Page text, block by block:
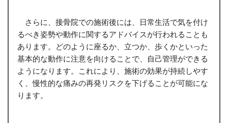
さらに、接骨院での施術後には、日常生活で気を付け
るべき姿勢や動作に関するアドバイスが行われることも
あります。どのように座るか、立つか、歩くかといった
基本的な動作に注意を向けることで、自己管理ができる
ようになります。これにより、施術の効果が持続しやす
く、慢性的な痛みの再発リスクを下げることが可能にな
ります。